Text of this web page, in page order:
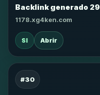
Backlink generado 29
1178.xg4ken.com
SI Abrir
#30